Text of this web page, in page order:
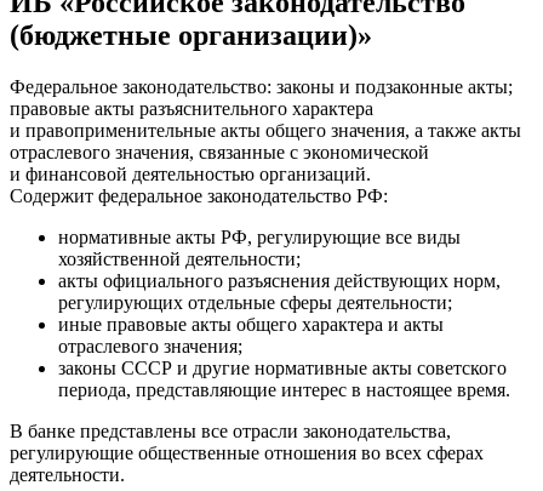
(бюджетные организации)»
Федеральное законодательство: законы и подзаконные акты;
правовые акты разъяснительного характера
и правоприменительные акты общего значения, а также акты
отраслевого значения, связанные с экономической
и финансовой деятельностью организаций.
Содержит федеральное законодательство РФ:
нормативные акты РФ, регулирующие все виды
хозяйственной деятельности;
акты официального разъяснения действующих норм,
регулирующих отдельные сферы деятельности;
иные правовые акты общего характера и акты
отраслевого значения;
законы СССР и другие нормативные акты советского
периода, представляющие интерес в настоящее время.
В банке представлены все отрасли законодательства,
регулирующие общественные отношения во всех сферах
деятельности.